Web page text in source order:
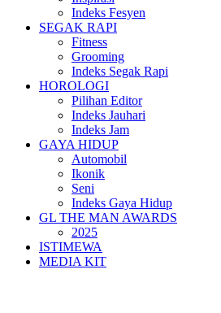
Indeks Fesyen
SEGAK RAPI
Fitness
Grooming
Indeks Segak Rapi
HOROLOGI
Pilihan Editor
Indeks Jauhari
Indeks Jam
GAYA HIDUP
Automobil
Ikonik
Seni
Indeks Gaya Hidup
GL THE MAN AWARDS
2025
ISTIMEWA
MEDIA KIT